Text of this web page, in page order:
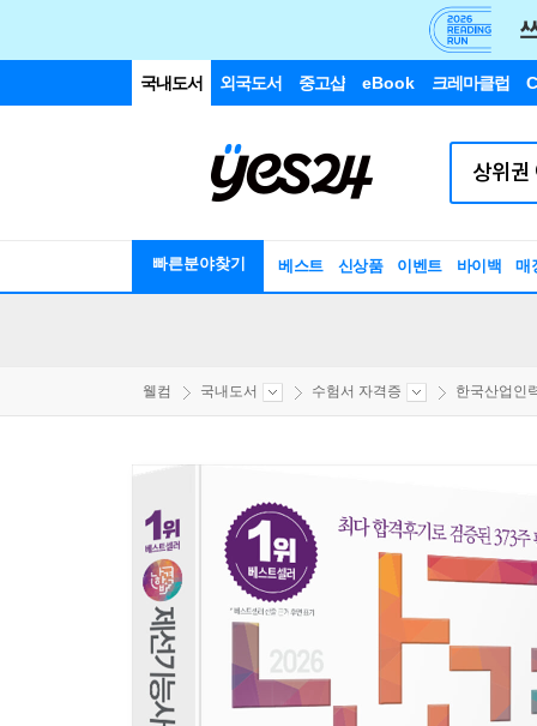
국내도서 외국도서 중고샵 eBook 크레마클럽
빠른분야찾기 베스트 신상품 이벤트 바이백 매
웰컴 국내도서 수험서 자격증 한국산업인